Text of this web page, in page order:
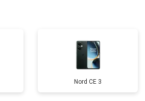
Nord CE 3